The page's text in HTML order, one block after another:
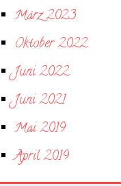
März 2023
Oktober 2022
Juni 2022
Juni 2021
Mai 2019
April 2019